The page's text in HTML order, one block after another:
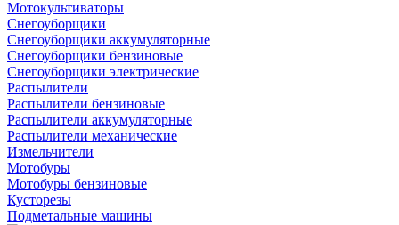
Мотокультиваторы
Снегоуборщики
Снегоуборщики аккумуляторные
Снегоуборщики бензиновые
Снегоуборщики электрические
Распылители
Распылители бензиновые
Распылители аккумуляторные
Распылители механические
Измельчители
Мотобуры
Мотобуры бензиновые
Кусторезы
Подметальные машины